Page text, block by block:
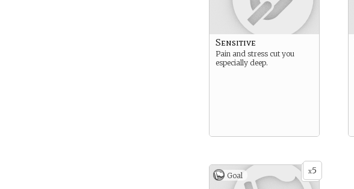
Sensitive
Pain and stress cut you
especially deep.
x5
Goal